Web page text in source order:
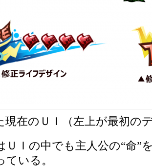
在のＵＩ（左上が最初の
ＵＩの中でも主人公の“命”
いる。